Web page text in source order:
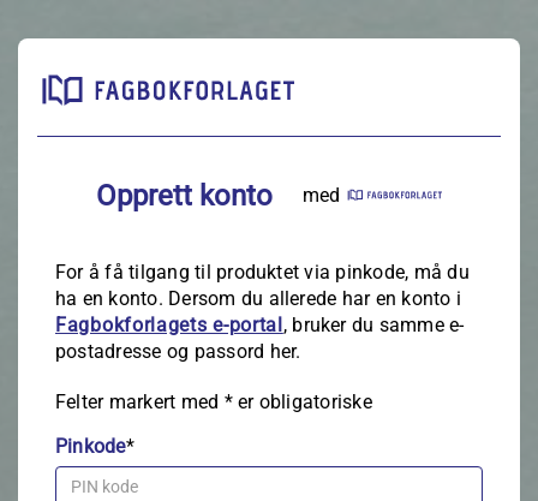
Opprett konto med
For å få tilgang til produktet via pinkode, må du
ha en konto. Dersom du allerede har en konto i
Fagbokforlagets e‑portal, bruker du samme e-
postadresse og passord her.
Felter markert med *er obligatoriske
Pinkode*